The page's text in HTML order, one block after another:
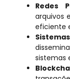
Redes
arquivos
eficiente
sistemas